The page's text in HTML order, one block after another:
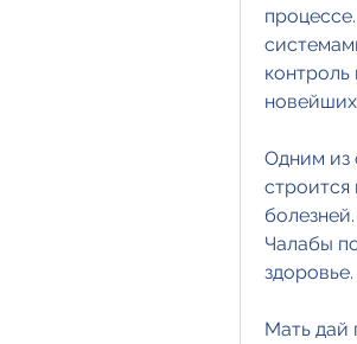
Одним из
строится
Чалабы
здоровье.
Мать дай